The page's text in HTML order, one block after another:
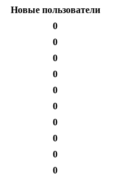
Новые пользователи
0
0
0
0
0
0
0
0
0
0